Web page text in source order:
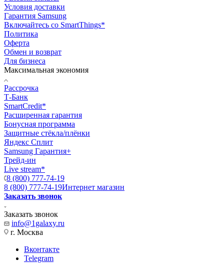
Условия доставки
Гарантия Samsung
Включайтесь со SmartThings*
Политика
Оферта
Обмен и возврат
Для бизнеса
Максимальная экономия
Рассрочка
Т-Банк
SmartCredit*
Расширенная гарантия
Бонусная программа
Защитные стёкла/плёнки
Яндекс Сплит
Samsung Гарантия+
Трейд-ин
Live stream*
8 (800) 777-74-19
8 (800) 777-74-19Интернет магазин
Заказать звонок
Заказать звонок
info@1galaxy.ru
г. Москва
Вконтакте
Telegram